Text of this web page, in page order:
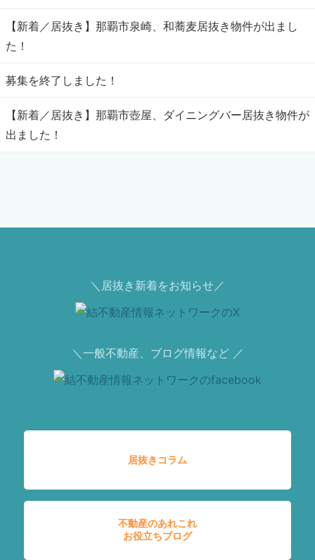
【新着／居抜き】那覇市泉崎、和蕎麦居抜き物件が出まし
た！
募集を終了しました！
【新着／居抜き】那覇市壺屋、ダイニングバー居抜き物件が
出ました！
＼居抜き新着をお知らせ／
＼一般不動産、ブログ情報など ／
居抜きコラム
不動産のあれこれ
お役立ちブログ